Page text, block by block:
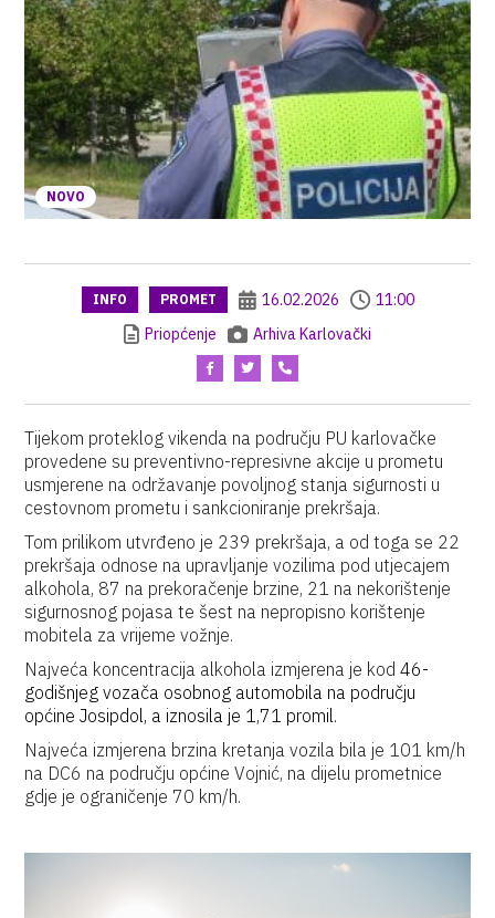
NOVO
INFO PROMET 16.02.2026
11:00
Priopćenje
Arhiva Karlovački
Tijekom proteklog vikenda na području PU karlovačke
provedene su preventivno-represivne akcije u prometu
usmjerene na održavanje povoljnog stanja sigurnosti u
cestovnom prometu i sankcioniranje prekršaja.
Tom prilikom utvrđeno je 239 prekršaja, a od toga se 22
prekršaja odnose na upravljanje vozilima pod utjecajem
alkohola, 87 na prekoračenje brzine, 21 na nekorištenje
sigurnosnog pojasa te šest na nepropisno korištenje
mobitela za vrijeme vožnje.
Najveća koncentracija alkohola izmjerena je kod46-
godišnjeg vozača osobnog automobila na području
općine Josipdol, a iznosila je 1,71 promil.
Najveća izmjerena brzina kretanja vozila bila je 101 km/h
na DC6 na području općine Vojnić, na dijelu prometnice
gdje je ograničenje 70 km/h.